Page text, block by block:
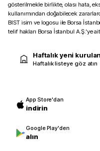
gösterilmekle birlikte, olası hata,
kullanımından doğabilecek
BIST isim ve logosu ile Borsa
telif hakları Borsa İstanbul A.Ş.’ye
Haftalık yeni
Haftalık listeye göz atın
App Store'dan
indirin
Google Play'den
alın